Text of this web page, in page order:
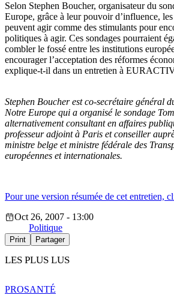
Selon Stephen Boucher, organisateur du
Europe, grâce à leur pouvoir d’influence,
peuvent agir comme des stimulants pour
politiques à agir. Ces sondages pourraient
combler le fossé entre les institutions
encourager l’acceptation des réformes
explique-t-il dans un entretien à
Stephen Boucher est co-secrétaire général
Notre Europe qui a organisé le sondage
alternativement consultant en affaires
professeur adjoint à Paris et conseiller
ministre belge et ministre fédérale des
européennes et internationales.
Pour une version résumée de cet entretien,
Oct 26, 2007 - 13:00
Politique
Print Partager
LES PLUS LUS
PROSANTÉ